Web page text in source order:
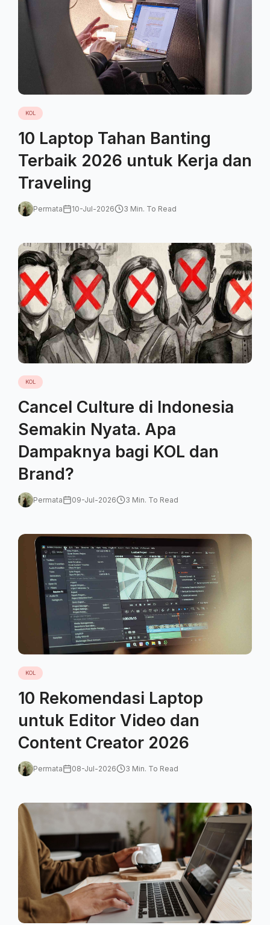
KOL
10 Laptop Tahan Banting
Terbaik 2026 untuk Kerja dan
Traveling
Permata 10-Jul-2026 3 Min. To Read
KOL
Cancel Culture di Indonesia
Semakin Nyata. Apa
Dampaknya bagi KOL dan
Brand?
Permata 09-Jul-2026 3 Min. To Read
KOL
10 Rekomendasi Laptop
untuk Editor Video dan
Content Creator 2026
Permata 08-Jul-2026 3 Min. To Read